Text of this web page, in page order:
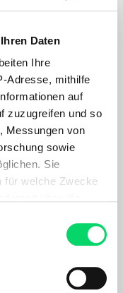
Daten
Ihre
Adresse, mithilfe
auf
zuzugreifen und so
Messungen von
sowie
Sie
für welche Zwecke
Lage
in unseren Filialen
für
Steifigkeit und
kg auf die Waage.
in Germany“ liefert
und den